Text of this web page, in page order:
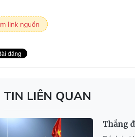
link nguồn
TIN LIÊN QUAN
Thắng